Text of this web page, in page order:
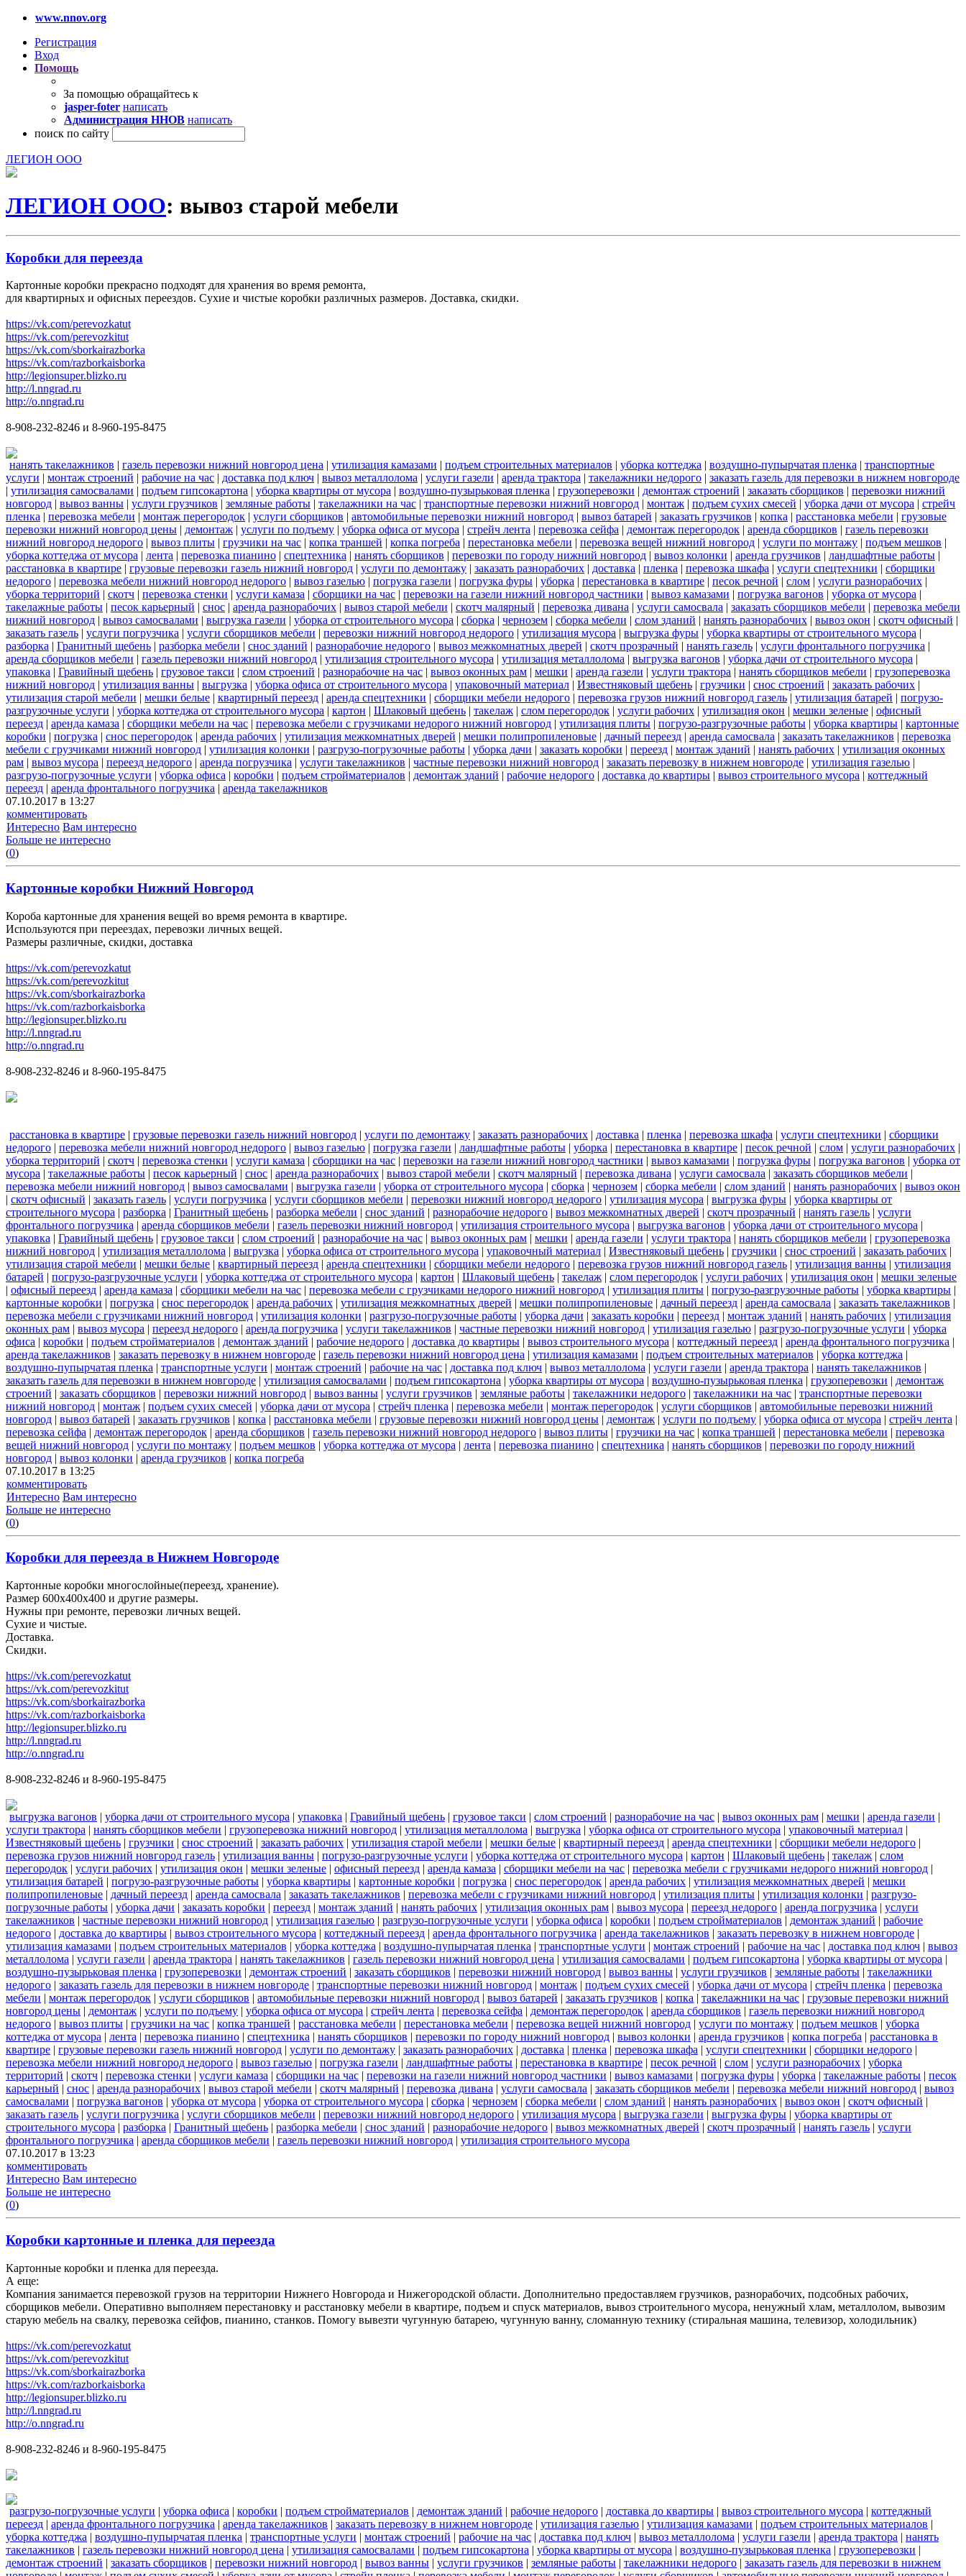
www.nnov.org
Регистрация
Вход
Помощь
За помощью обращайтесь к
jasper-foter написать
Администрация ННОВ написать
поиск по сайту
ЛЕГИОН ООО
ЛЕГИОН ООО: вывоз старой мебели
Коробки для переезда
Картонные коробки прекрасно подходят для хранения во время ремонта,
для квартирных и офисных переездов. Сухие и чистые коробки различных размеров. Доставка, скидки.
https://vk.com/perevozkatut
https://vk.com/perevozkitut
https://vk.com/sborkairazborka
https://vk.com/razborkaisborka
http://legionsuper.blizko.ru
http://l.nngrad.ru
http://o.nngrad.ru
8-908-232-8246 и 8-960-195-8475
нанять такелажников | газель перевозки нижний новгород цена | утилизация камазами | подъем строительных материалов | уборка коттеджа | воздушно-пупырчатая пленка | транспортные
услуги | монтаж строений | рабочие на час | доставка под ключ | вывоз металлолома | услуги газели | аренда трактора | такелажники недорого | заказать газель для перевозки в нижнем новгороде
| утилизация самосвалами | подъем гипсокартона | уборка квартиры от мусора | воздушно-пузырьковая пленка | грузоперевозки | демонтаж строений | заказать сборщиков | перевозки нижний
новгород | вывоз ванны | услуги грузчиков | земляные работы | такелажники на час | транспортные перевозки нижний новгород | монтаж | подъем сухих смесей | уборка дачи от мусора | стрейч
пленка | перевозка мебели | монтаж перегородок | услуги сборщиков | автомобильные перевозки нижний новгород | вывоз батарей | заказать грузчиков | копка | расстановка мебели | грузовые
перевозки нижний новгород цены | демонтаж | услуги по подъему | уборка офиса от мусора | стрейч лента | перевозка сейфа | демонтаж перегородок | аренда сборщиков | газель перевозки
нижний новгород недорого | вывоз плиты | грузчики на час | копка траншей | копка погреба | перестановка мебели | перевозка вещей нижний новгород | услуги по монтажу | подъем мешков |
уборка коттеджа от мусора | лента | перевозка пианино | спецтехника | нанять сборщиков | перевозки по городу нижний новгород | вывоз колонки | аренда грузчиков | ландшафтные работы |
расстановка в квартире | грузовые перевозки газель нижний новгород | услуги по демонтажу | заказать разнорабочих | доставка | пленка | перевозка шкафа | услуги спецтехники | сборщики
недорого | перевозка мебели нижний новгород недорого | вывоз газелью | погрузка газели | погрузка фуры | уборка | перестановка в квартире | песок речной | слом | услуги разнорабочих |
уборка территорий | скотч | перевозка стенки | услуги камаза | сборщики на час | перевозки на газели нижний новгород частники | вывоз камазами | погрузка вагонов | уборка от мусора |
такелажные работы | песок карьерный | снос | аренда разнорабочих | вывоз старой мебели | скотч малярный | перевозка дивана | услуги самосвала | заказать сборщиков мебели | перевозка мебели
нижний новгород | вывоз самосвалами | выгрузка газели | уборка от строительного мусора | сборка | чернозем | сборка мебели | слом зданий | нанять разнорабочих | вывоз окон | скотч офисный |
заказать газель | услуги погрузчика | услуги сборщиков мебели | перевозки нижний новгород недорого | утилизация мусора | выгрузка фуры | уборка квартиры от строительного мусора |
разборка | Гранитный щебень | разборка мебели | снос зданий | разнорабочие недорого | вывоз межкомнатных дверей | скотч прозрачный | нанять газель | услуги фронтального погрузчика |
аренда сборщиков мебели | газель перевозки нижний новгород | утилизация строительного мусора | утилизация металлолома | выгрузка вагонов | уборка дачи от строительного мусора |
упаковка | Гравийный щебень | грузовое такси | слом строений | разнорабочие на час | вывоз оконных рам | мешки | аренда газели | услуги трактора | нанять сборщиков мебели | грузоперевозка
нижний новгород | утилизация ванны | выгрузка | уборка офиса от строительного мусора | упаковочный материал | Известняковый щебень | грузчики | снос строений | заказать рабочих |
утилизация старой мебели | мешки белые | квартирный переезд | аренда спецтехники | сборщики мебели недорого | перевозка грузов нижний новгород газель | утилизация батарей | погрузо-
разгрузочные услуги | уборка коттеджа от строительного мусора | картон | Шлаковый щебень | такелаж | слом перегородок | услуги рабочих | утилизация окон | мешки зеленые | офисный
переезд | аренда камаза | сборщики мебели на час | перевозка мебели с грузчиками недорого нижний новгород | утилизация плиты | погрузо-разгрузочные работы | уборка квартиры | картонные
коробки | погрузка | снос перегородок | аренда рабочих | утилизация межкомнатных дверей | мешки полипропиленовые | дачный переезд | аренда самосвала | заказать такелажников | перевозка
мебели с грузчиками нижний новгород | утилизация колонки | разгрузо-погрузочные работы | уборка дачи | заказать коробки | переезд | монтаж зданий | нанять рабочих | утилизация оконных
рам | вывоз мусора | переезд недорого | аренда погрузчика | услуги такелажников | частные перевозки нижний новгород | заказать перевозку в нижнем новгороде | утилизация газелью |
разгрузо-погрузочные услуги | уборка офиса | коробки | подъем стройматериалов | демонтаж зданий | рабочие недорого | доставка до квартиры | вывоз строительного мусора | коттеджный
переезд | аренда фронтального погрузчика | аренда такелажников
07.10.2017 в 13:27
комментировать
Интересно Вам интересно
Больше не интересно
(0)
Картонные коробки Нижний Новгород
Короба картонные для хранения вещей во время ремонта в квартире.
Используются при переездах, перевозки личных вещей.
Размеры различные, скидки, доставка
https://vk.com/perevozkatut
https://vk.com/perevozkitut
https://vk.com/sborkairazborka
https://vk.com/razborkaisborka
http://legionsuper.blizko.ru
http://l.nngrad.ru
http://o.nngrad.ru
8-908-232-8246 и 8-960-195-8475
расстановка в квартире | грузовые перевозки газель нижний новгород | услуги по демонтажу | заказать разнорабочих | доставка | пленка | перевозка шкафа | услуги спецтехники | сборщики
недорого | перевозка мебели нижний новгород недорого | вывоз газелью | погрузка газели | ландшафтные работы | уборка | перестановка в квартире | песок речной | слом | услуги разнорабочих |
уборка территорий | скотч | перевозка стенки | услуги камаза | сборщики на час | перевозки на газели нижний новгород частники | вывоз камазами | погрузка фуры | погрузка вагонов | уборка от
мусора | такелажные работы | песок карьерный | снос | аренда разнорабочих | вывоз старой мебели | скотч малярный | перевозка дивана | услуги самосвала | заказать сборщиков мебели |
перевозка мебели нижний новгород | вывоз самосвалами | выгрузка газели | уборка от строительного мусора | сборка | чернозем | сборка мебели | слом зданий | нанять разнорабочих | вывоз окон
| скотч офисный | заказать газель | услуги погрузчика | услуги сборщиков мебели | перевозки нижний новгород недорого | утилизация мусора | выгрузка фуры | уборка квартиры от
строительного мусора | разборка | Гранитный щебень | разборка мебели | снос зданий | разнорабочие недорого | вывоз межкомнатных дверей | скотч прозрачный | нанять газель | услуги
фронтального погрузчика | аренда сборщиков мебели | газель перевозки нижний новгород | утилизация строительного мусора | выгрузка вагонов | уборка дачи от строительного мусора |
упаковка | Гравийный щебень | грузовое такси | слом строений | разнорабочие на час | вывоз оконных рам | мешки | аренда газели | услуги трактора | нанять сборщиков мебели | грузоперевозка
нижний новгород | утилизация металлолома | выгрузка | уборка офиса от строительного мусора | упаковочный материал | Известняковый щебень | грузчики | снос строений | заказать рабочих |
утилизация старой мебели | мешки белые | квартирный переезд | аренда спецтехники | сборщики мебели недорого | перевозка грузов нижний новгород газель | утилизация ванны | утилизация
батарей | погрузо-разгрузочные услуги | уборка коттеджа от строительного мусора | картон | Шлаковый щебень | такелаж | слом перегородок | услуги рабочих | утилизация окон | мешки зеленые
| офисный переезд | аренда камаза | сборщики мебели на час | перевозка мебели с грузчиками недорого нижний новгород | утилизация плиты | погрузо-разгрузочные работы | уборка квартиры |
картонные коробки | погрузка | снос перегородок | аренда рабочих | утилизация межкомнатных дверей | мешки полипропиленовые | дачный переезд | аренда самосвала | заказать такелажников |
перевозка мебели с грузчиками нижний новгород | утилизация колонки | разгрузо-погрузочные работы | уборка дачи | заказать коробки | переезд | монтаж зданий | нанять рабочих | утилизация
оконных рам | вывоз мусора | переезд недорого | аренда погрузчика | услуги такелажников | частные перевозки нижний новгород | утилизация газелью | разгрузо-погрузочные услуги | уборка
офиса | коробки | подъем стройматериалов | демонтаж зданий | рабочие недорого | доставка до квартиры | вывоз строительного мусора | коттеджный переезд | аренда фронтального погрузчика |
аренда такелажников | заказать перевозку в нижнем новгороде | газель перевозки нижний новгород цена | утилизация камазами | подъем строительных материалов | уборка коттеджа |
воздушно-пупырчатая пленка | транспортные услуги | монтаж строений | рабочие на час | доставка под ключ | вывоз металлолома | услуги газели | аренда трактора | нанять такелажников |
заказать газель для перевозки в нижнем новгороде | утилизация самосвалами | подъем гипсокартона | уборка квартиры от мусора | воздушно-пузырьковая пленка | грузоперевозки | демонтаж
строений | заказать сборщиков | перевозки нижний новгород | вывоз ванны | услуги грузчиков | земляные работы | такелажники недорого | такелажники на час | транспортные перевозки
нижний новгород | монтаж | подъем сухих смесей | уборка дачи от мусора | стрейч пленка | перевозка мебели | монтаж перегородок | услуги сборщиков | автомобильные перевозки нижний
новгород | вывоз батарей | заказать грузчиков | копка | расстановка мебели | грузовые перевозки нижний новгород цены | демонтаж | услуги по подъему | уборка офиса от мусора | стрейч лента |
перевозка сейфа | демонтаж перегородок | аренда сборщиков | газель перевозки нижний новгород недорого | вывоз плиты | грузчики на час | копка траншей | перестановка мебели | перевозка
вещей нижний новгород | услуги по монтажу | подъем мешков | уборка коттеджа от мусора | лента | перевозка пианино | спецтехника | нанять сборщиков | перевозки по городу нижний
новгород | вывоз колонки | аренда грузчиков | копка погреба
07.10.2017 в 13:25
комментировать
Интересно Вам интересно
Больше не интересно
(0)
Коробки для переезда в Нижнем Новгороде
Картонные коробки многослойные(переезд, хранение).
Размер 600х400х400 и другие размеры.
Нужны при ремонте, перевозки личных вещей.
Сухие и чистые.
Доставка.
Скидки.
https://vk.com/perevozkatut
https://vk.com/perevozkitut
https://vk.com/sborkairazborka
https://vk.com/razborkaisborka
http://legionsuper.blizko.ru
http://l.nngrad.ru
http://o.nngrad.ru
8-908-232-8246 и 8-960-195-8475
выгрузка вагонов | уборка дачи от строительного мусора | упаковка | Гравийный щебень | грузовое такси | слом строений | разнорабочие на час | вывоз оконных рам | мешки | аренда газели |
услуги трактора | нанять сборщиков мебели | грузоперевозка нижний новгород | утилизация металлолома | выгрузка | уборка офиса от строительного мусора | упаковочный материал |
Известняковый щебень | грузчики | снос строений | заказать рабочих | утилизация старой мебели | мешки белые | квартирный переезд | аренда спецтехники | сборщики мебели недорого |
перевозка грузов нижний новгород газель | утилизация ванны | погрузо-разгрузочные услуги | уборка коттеджа от строительного мусора | картон | Шлаковый щебень | такелаж | слом
перегородок | услуги рабочих | утилизация окон | мешки зеленые | офисный переезд | аренда камаза | сборщики мебели на час | перевозка мебели с грузчиками недорого нижний новгород |
утилизация батарей | погрузо-разгрузочные работы | уборка квартиры | картонные коробки | погрузка | снос перегородок | аренда рабочих | утилизация межкомнатных дверей | мешки
полипропиленовые | дачный переезд | аренда самосвала | заказать такелажников | перевозка мебели с грузчиками нижний новгород | утилизация плиты | утилизация колонки | разгрузо-
погрузочные работы | уборка дачи | заказать коробки | переезд | монтаж зданий | нанять рабочих | утилизация оконных рам | вывоз мусора | переезд недорого | аренда погрузчика | услуги
такелажников | частные перевозки нижний новгород | утилизация газелью | разгрузо-погрузочные услуги | уборка офиса | коробки | подъем стройматериалов | демонтаж зданий | рабочие
недорого | доставка до квартиры | вывоз строительного мусора | коттеджный переезд | аренда фронтального погрузчика | аренда такелажников | заказать перевозку в нижнем новгороде |
утилизация камазами | подъем строительных материалов | уборка коттеджа | воздушно-пупырчатая пленка | транспортные услуги | монтаж строений | рабочие на час | доставка под ключ | вывоз
металлолома | услуги газели | аренда трактора | нанять такелажников | газель перевозки нижний новгород цена | утилизация самосвалами | подъем гипсокартона | уборка квартиры от мусора |
воздушно-пузырьковая пленка | грузоперевозки | демонтаж строений | заказать сборщиков | перевозки нижний новгород | вывоз ванны | услуги грузчиков | земляные работы | такелажники
недорого | заказать газель для перевозки в нижнем новгороде | транспортные перевозки нижний новгород | монтаж | подъем сухих смесей | уборка дачи от мусора | стрейч пленка | перевозка
мебели | монтаж перегородок | услуги сборщиков | автомобильные перевозки нижний новгород | вывоз батарей | заказать грузчиков | копка | такелажники на час | грузовые перевозки нижний
новгород цены | демонтаж | услуги по подъему | уборка офиса от мусора | стрейч лента | перевозка сейфа | демонтаж перегородок | аренда сборщиков | газель перевозки нижний новгород
недорого | вывоз плиты | грузчики на час | копка траншей | расстановка мебели | перестановка мебели | перевозка вещей нижний новгород | услуги по монтажу | подъем мешков | уборка
коттеджа от мусора | лента | перевозка пианино | спецтехника | нанять сборщиков | перевозки по городу нижний новгород | вывоз колонки | аренда грузчиков | копка погреба | расстановка в
квартире | грузовые перевозки газель нижний новгород | услуги по демонтажу | заказать разнорабочих | доставка | пленка | перевозка шкафа | услуги спецтехники | сборщики недорого |
перевозка мебели нижний новгород недорого | вывоз газелью | погрузка газели | ландшафтные работы | перестановка в квартире | песок речной | слом | услуги разнорабочих | уборка
территорий | скотч | перевозка стенки | услуги камаза | сборщики на час | перевозки на газели нижний новгород частники | вывоз камазами | погрузка фуры | уборка | такелажные работы | песок
карьерный | снос | аренда разнорабочих | вывоз старой мебели | скотч малярный | перевозка дивана | услуги самосвала | заказать сборщиков мебели | перевозка мебели нижний новгород | вывоз
самосвалами | погрузка вагонов | уборка от мусора | уборка от строительного мусора | сборка | чернозем | сборка мебели | слом зданий | нанять разнорабочих | вывоз окон | скотч офисный |
заказать газель | услуги погрузчика | услуги сборщиков мебели | перевозки нижний новгород недорого | утилизация мусора | выгрузка газели | выгрузка фуры | уборка квартиры от
строительного мусора | разборка | Гранитный щебень | разборка мебели | снос зданий | разнорабочие недорого | вывоз межкомнатных дверей | скотч прозрачный | нанять газель | услуги
фронтального погрузчика | аренда сборщиков мебели | газель перевозки нижний новгород | утилизация строительного мусора
07.10.2017 в 13:23
комментировать
Интересно Вам интересно
Больше не интересно
(0)
Коробки картонные и пленка для переезда
Картонные коробки и пленка для переезда.
А еще:
Компания занимается перевозкой грузов на территории Нижнего Новгорода и Нижегородской области. Дополнительно предоставляем грузчиков, разнорабочих, подсобных рабочих,
сборщиков мебели. Оперативно выполняем перестановку и расстановку мебели в квартире, подъем и спуск материалов, вывоз строительного мусора, ненужный хлам, металлолом, вывозим
старую мебель на свалку, перевозка сейфов, пианино, станков. Помогу вывезти чугунную батарею, чугунную ванну, сломанную технику (стиральная машина, телевизор, холодильник)
https://vk.com/perevozkatut
https://vk.com/perevozkitut
https://vk.com/sborkairazborka
https://vk.com/razborkaisborka
http://legionsuper.blizko.ru
http://l.nngrad.ru
http://o.nngrad.ru
8-908-232-8246 и 8-960-195-8475
разгрузо-погрузочные услуги | уборка офиса | коробки | подъем стройматериалов | демонтаж зданий | рабочие недорого | доставка до квартиры | вывоз строительного мусора | коттеджный
переезд | аренда фронтального погрузчика | аренда такелажников | заказать перевозку в нижнем новгороде | утилизация газелью | утилизация камазами | подъем строительных материалов |
уборка коттеджа | воздушно-пупырчатая пленка | транспортные услуги | монтаж строений | рабочие на час | доставка под ключ | вывоз металлолома | услуги газели | аренда трактора | нанять
такелажников | газель перевозки нижний новгород цена | утилизация самосвалами | подъем гипсокартона | уборка квартиры от мусора | воздушно-пузырьковая пленка | грузоперевозки |
демонтаж строений | заказать сборщиков | перевозки нижний новгород | вывоз ванны | услуги грузчиков | земляные работы | такелажники недорого | заказать газель для перевозки в нижнем